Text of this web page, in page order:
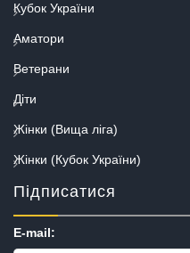
Кубок України
Аматори
Ветерани
Діти
Жінки (Вища ліга)
Жінки (Кубок України)
Підписатися
E-mail: